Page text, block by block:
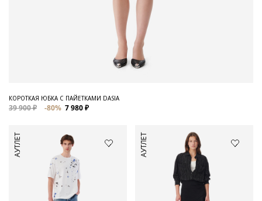
КОРОТКАЯ ЮБКА С ПАЙЕТКАМИ DASIA
39 900 ₽ -80% 7 980 ₽
АУТЛЕТ АУТЛЕТ